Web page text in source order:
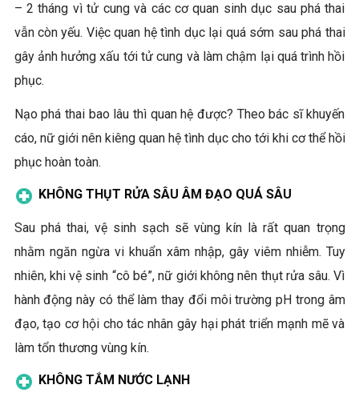
– 2 tháng vì tử cung và các cơ quan sinh dục sau phá thai
vẫn còn yếu. Việc quan hệ tình dục lại quá sớm sau phá thai
gây ảnh hưởng xấu tới tử cung và làm chậm lại quá trình hồi
phục.
Nạo phá thai bao lâu thì quan hệ được? Theo bác sĩ khuyến
cáo, nữ giới nên kiêng quan hệ tình dục cho tới khi cơ thể hồi
phục hoàn toàn.
KHÔNG THỤT RỬA SÂU ÂM ĐẠO QUÁ SÂU
Sau phá thai, vệ sinh sạch sẽ vùng kín là rất quan trọng
nhằm ngăn ngừa vi khuẩn xâm nhập, gây viêm nhiễm. Tuy
nhiên, khi vệ sinh “cô bé”, nữ giới không nên thụt rửa sâu. Vì
hành động này có thể làm thay đổi môi trường pH trong âm
đạo, tạo cơ hội cho tác nhân gây hại phát triển mạnh mẽ và
làm tổn thương vùng kín.
KHÔNG TẮM NƯỚC LẠNH